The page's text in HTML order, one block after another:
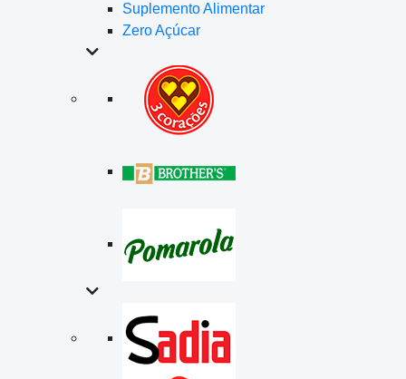
Suplemento Alimentar
Zero Açúcar